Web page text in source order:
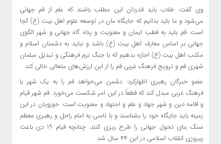
وی گفت: طلاب باید قدردان این مطلب باشند که علم از قم جهانی
می‌شود و ما باید بدانیم که جایگاه مان در توسعه علوم اهل بیت (ع)کجا
است. قم باید به قطب ایمان و معنویت و پناه گاه جهانی و شهر الگوی
جهانی بر اساس معارف اهل بیت (ع) باشد و نباید به دشمنان اسلام و
مکتب اهل بیت (ع) اجازه بدهیم که با جنگ نرم فرهنگی و تبدیل مبلمان
شهری قم و ترویج فرهنگ غربی قم را از این ارزش‌های متعالی خالی کند.
عضو خبرگان رهبری اظهارکرد: دشمن می‌خواهد قم را به یک شهر با
فرهنگ غربی مبدل کند که قطعاً در این امر شکست می‌خورد. قم شهر قیام
و اقامه دین و شهر جهاد و علم و اجتهاد و معنویت است. حوزویان در این
زمینه باید جایگاه خود را بشناسند و با تاسی به امام راحل و رهبری معظم
سنگ بنای تحول جهانی را طرح ریزی
کنند. چنانچه قیام ۱۹ دی باعث
پیروزی انقلاب اسلامی در این ۴۴ سال شد.